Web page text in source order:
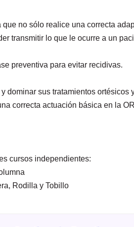
no sólo realice una correcta
transmitir lo que le ocurre a un
preventiva para evitar recidivas.
dominar sus tratamientos ortésicos
correcta actuación básica en la
cursos independientes:
Rodilla y Tobillo